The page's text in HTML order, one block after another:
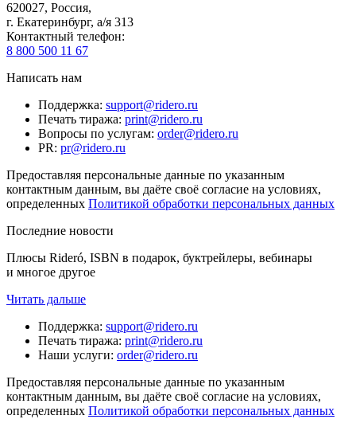
620027, Россия,
г. Екатеринбург, а/я 313
Контактный телефон:
8 800 500 11 67
Написать нам
Поддержка: support@ridero.ru
Печать тиража: print@ridero.ru
Вопросы по услугам: order@ridero.ru
PR: pr@ridero.ru
Предоставляя персональные данные по указанным
контактным данным, вы даёте своё согласие на условиях,
определенных Политикой обработки персональных данных
Последние новости
Плюсы Rideró, ISBN в подарок, буктрейлеры, вебинары
и многое другое
Читать дальше
Поддержка: support@ridero.ru
Печать тиража: print@ridero.ru
Наши услуги: order@ridero.ru
Предоставляя персональные данные по указанным
контактным данным, вы даёте своё согласие на условиях,
определенных Политикой обработки персональных данных